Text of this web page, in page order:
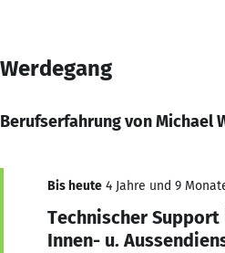
Werdegang
Berufserfahrung von Michael
Bis heute 4 Jahre und 9
Technischer Support
Innen- u.